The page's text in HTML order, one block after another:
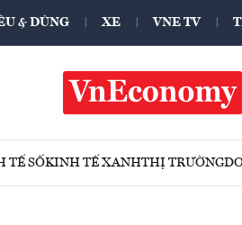
& DÙNG XE VNE TV
TẾ SỐKINH TẾ XANHTHỊ TRƯỜNG